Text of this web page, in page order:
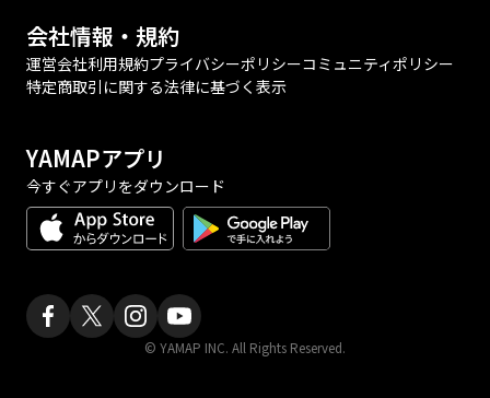
会社情報・規約
運営会社利用規約プライバシーポリシーコミュニティポリシー
特定商取引に関する法律に基づく表示
YAMAPアプリ
今すぐアプリをダウンロード
© YAMAP INC. All Rights Reserved.